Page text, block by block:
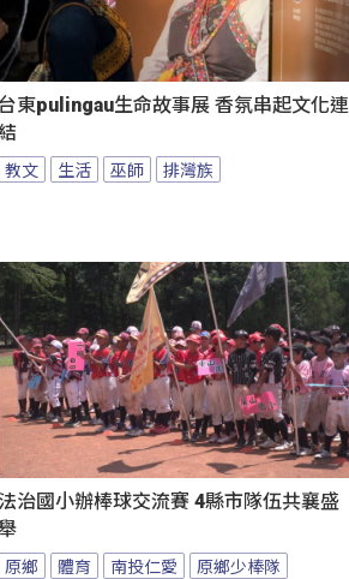
台東pulingau生命故事展 香氛串起文化連
教文 生活 巫師 排灣族
法治國小辦棒球交流賽 4縣市隊伍共襄盛
原鄉 體育 南投仁愛
原鄉少棒隊